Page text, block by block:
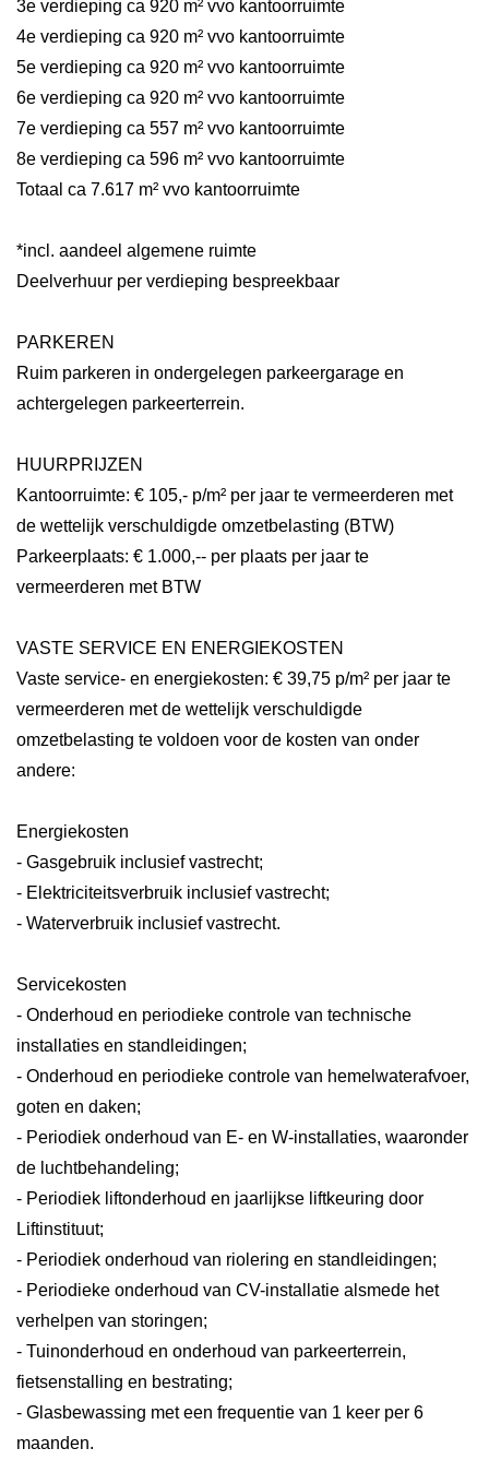
3e verdieping ca 920 m² vvo kantoorruimte
4e verdieping ca 920 m² vvo kantoorruimte
5e verdieping ca 920 m² vvo kantoorruimte
6e verdieping ca 920 m² vvo kantoorruimte
7e verdieping ca 557 m² vvo kantoorruimte
8e verdieping ca 596 m² vvo kantoorruimte
Totaal ca 7.617 m² vvo kantoorruimte
*incl. aandeel algemene ruimte
Deelverhuur per verdieping bespreekbaar
PARKEREN
Ruim parkeren in ondergelegen parkeergarage en
achtergelegen parkeerterrein.
HUURPRIJZEN
Kantoorruimte: € 105,- p/m² per jaar te vermeerderen met
de wettelijk verschuldigde omzetbelasting (BTW)
Parkeerplaats: € 1.000,-- per plaats per jaar te
vermeerderen met BTW
VASTE SERVICE EN ENERGIEKOSTEN
Vaste service- en energiekosten: € 39,75 p/m² per jaar te
vermeerderen met de wettelijk verschuldigde
omzetbelasting te voldoen voor de kosten van onder
andere:
Energiekosten
- Gasgebruik inclusief vastrecht;
- Elektriciteitsverbruik inclusief vastrecht;
- Waterverbruik inclusief vastrecht.
Servicekosten
- Onderhoud en periodieke controle van technische
installaties en standleidingen;
- Onderhoud en periodieke controle van hemelwaterafvoer,
goten en daken;
- Periodiek onderhoud van E- en W-installaties, waaronder
de luchtbehandeling;
- Periodiek liftonderhoud en jaarlijkse liftkeuring door
Liftinstituut;
- Periodiek onderhoud van riolering en standleidingen;
- Periodieke onderhoud van CV-installatie alsmede het
verhelpen van storingen;
- Tuinonderhoud en onderhoud van parkeerterrein,
fietsenstalling en bestrating;
- Glasbewassing met een frequentie van 1 keer per 6
maanden.